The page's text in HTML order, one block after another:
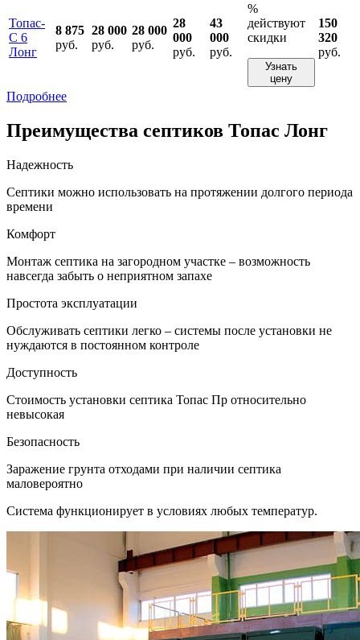
Топас-
С 6
Лонг
8 875
руб.
28 000
руб.
28 000
руб.
28
000
руб.
43
000
руб.
%
действуют
скидки
Узнать
цену
150
320
руб.
Подробнее
Преимущества септиков Топас Лонг
Надежность
Септики можно использовать на протяжении долгого периода
времени
Комфорт
Монтаж септика на загородном участке – возможность
навсегда забыть о неприятном запахе
Простота эксплуатации
Обслуживать септики легко – системы после установки не
нуждаются в постоянном контроле
Доступность
Стоимость установки септика Топас Пр относительно
невысокая
Безопасность
Заражение грунта отходами при наличии септика
маловероятно
Система функционирует в условиях любых температур.